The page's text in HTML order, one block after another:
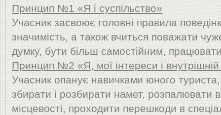
Принцип №1 «Я і суспільство»
Учасник засвоює головні правила
значимість, а також вчиться поважати
думку, бути більш самостійним,
Принцип №2 «Я, мої інтереси і внутрішній
Учасник опанує навичками юного
збирати і розбирати намет, розпалювати
місцевості, проходити перешкоди в